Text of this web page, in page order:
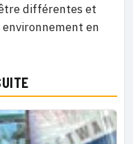
différentes et
en